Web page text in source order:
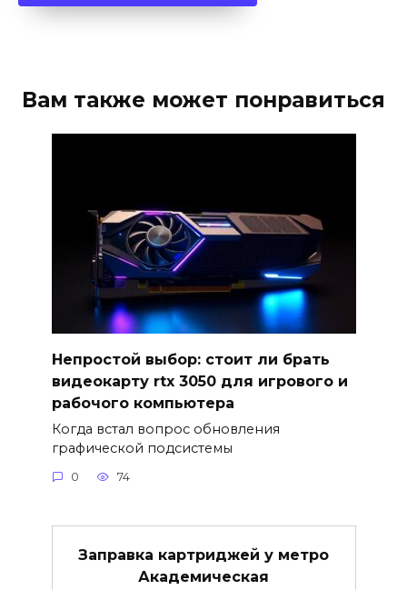
Вам также может понравиться
Непростой выбор: стоит ли брать
видеокарту rtx 3050 для игрового и
рабочого компьютера
Когда встал вопрос обновления
графической подсистемы
0 74
Заправка картриджей у метро
Академическая